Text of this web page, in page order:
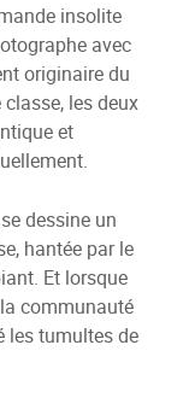
insolite
avec
originaire du
les deux
et
dessine un
hantée par le
Et lorsque
communauté
les tumultes de